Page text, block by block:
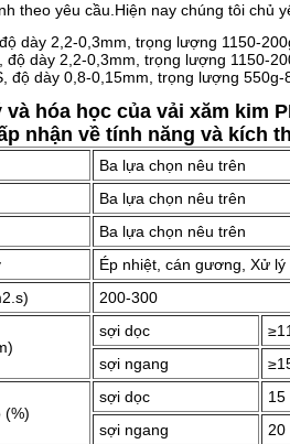
theo yêu cầu.Hiện nay chúng tôi chủ
dày 2,2-0,3mm, trọng lượng 1150-
độ dày 2,2-0,3mm, trọng lượng 1150-
độ dày 0,8-0,15mm, trọng lượng 550g-
hóa học của vải xăm kim
nhận về tính năng và kích
Ba lựa chọn nêu trên
Ba lựa chọn nêu trên
Ba lựa chọn nêu trên
Ép nhiệt, cán gương, Xử lý
200-300
sợi dọc
sợi ngang
(%)
sợi dọc
15
sợi ngang
20